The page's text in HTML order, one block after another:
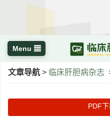
Menu
文章导航 > 临床肝胆病杂志
PDF